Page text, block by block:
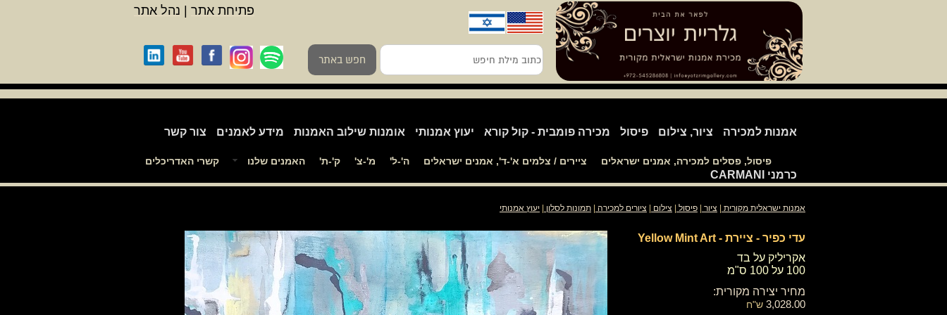
פיסול, פסלים למכירה, אמנים ישראלים ציירים / צלמים א'-ד', אמנים ישראלים ה'-ל' מ'-צ' ק'-ת' האמנים שלנו קשרי האדריכלים
אמנות למכירה ציור, צילום פיסול מכירה פומבית - קול קורא יעוץ אמנותי אומנות שילוב האמנות מידע לאמנים צור קשר
כרמני CARMANI
פתיחת אתר נהל אתר
כתוב
מילת
חיפש
חפש באתר
אמנות ישראלית מקורית ציור פיסול צילום ציורים למכירה תמונות לסלון יעוץ אמנותי
עדי כפיר - ציירת - Yellow Mint Art
אקריליק על בד
100 על 100 ס"מ
מחיר יצירה מקורית:
3,028.00 ש"ח